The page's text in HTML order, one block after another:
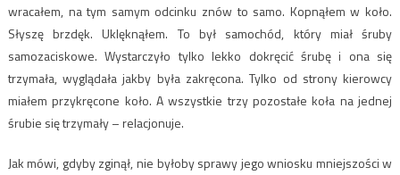
wracałem, na tym samym odcinku znów to samo. Kopnąłem w koło.
Słyszę brzdęk. Uklęknąłem. To był samochód, który miał śruby
samozaciskowe. Wystarczyło tylko lekko dokręcić śrubę i ona się
trzymała, wyglądała jakby była zakręcona. Tylko od strony kierowcy
miałem przykręcone koło. A wszystkie trzy pozostałe koła na jednej
śrubie się trzymały – relacjonuje.
Jak mówi, gdyby zginął, nie byłoby sprawy jego wniosku mniejszości w